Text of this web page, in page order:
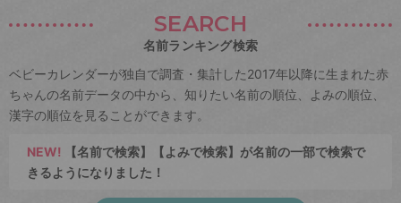
SEARCH
名前ランキング検索
ベビーカレンダーが独自で調査・集計した2017年以降に生まれた赤
ちゃんの名前データの中から、知りたい名前の順位、よみの順位、
漢字の順位を見ることができます。
NEW! 【名前で検索】【よみで検索】が名前の一部で検索で
きるようになりました！